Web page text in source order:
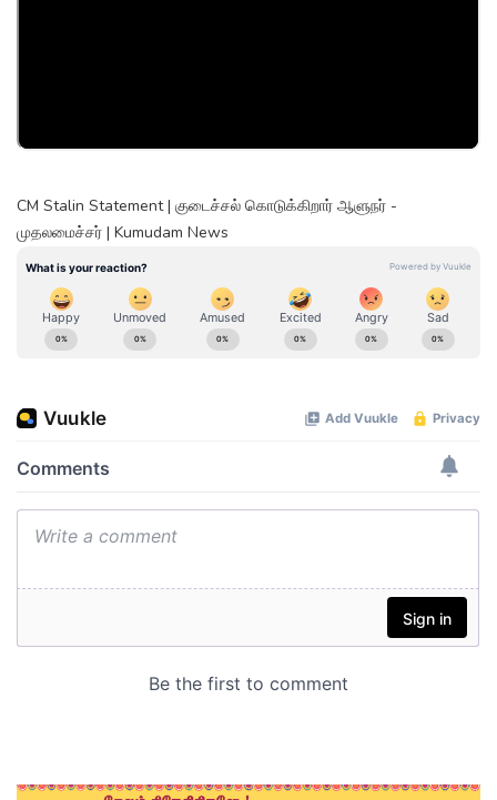
CM Stalin Statement | குடைச்சல் கொடுக்கிறார் ஆளுநர் -
முதலமைச்சர் | Kumudam News